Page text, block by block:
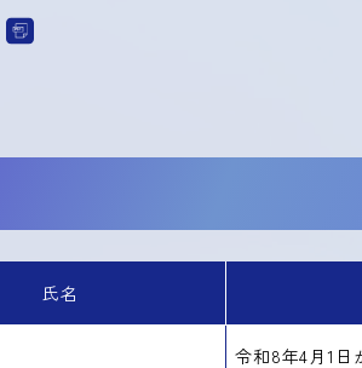
氏名
令和8年4月1日